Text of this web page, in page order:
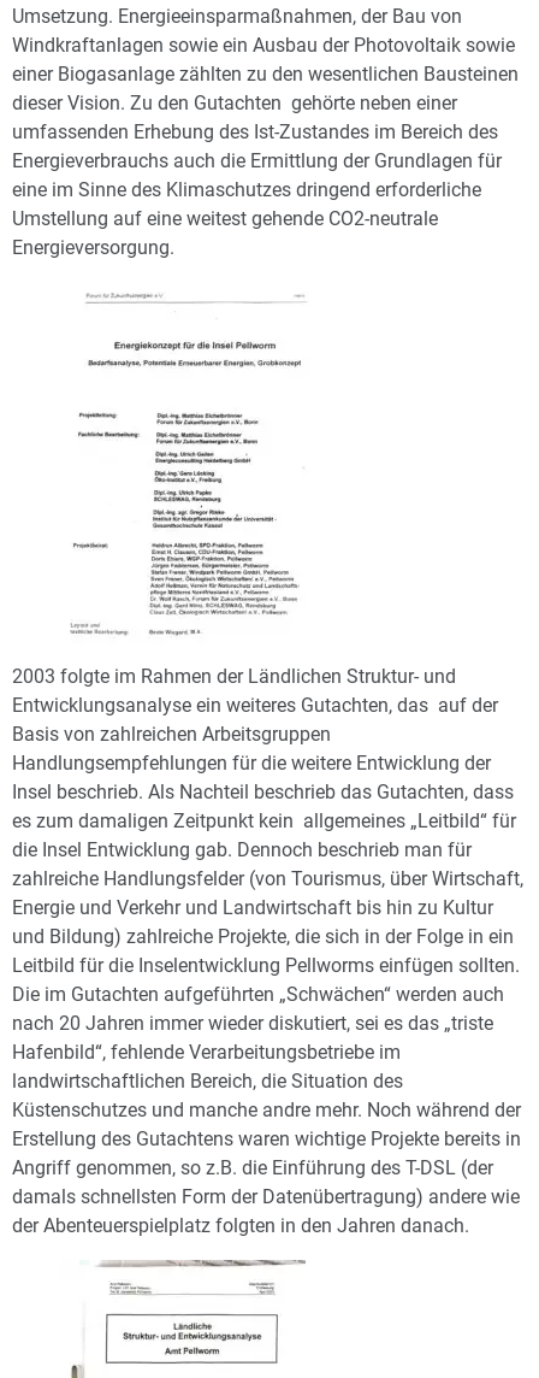
Umsetzung. Energieeinsparmaßnahmen, der Bau von
Windkraftanlagen sowie ein Ausbau der Photovoltaik sowie
einer Biogasanlage zählten zu den wesentlichen Bausteinen
dieser Vision. Zu den Gutachten gehörte neben einer
umfassenden Erhebung des Ist-Zustandes im Bereich des
Energieverbrauchs auch die Ermittlung der Grundlagen für
eine im Sinne des Klimaschutzes dringend erforderliche
Umstellung auf eine weitest gehende CO2-neutrale
Energieversorgung.
2003 folgte im Rahmen der Ländlichen Struktur- und
Entwicklungsanalyse ein weiteres Gutachten, das auf der
Basis von zahlreichen Arbeitsgruppen
Handlungsempfehlungen für die weitere Entwicklung der
Insel beschrieb. Als Nachteil beschrieb das Gutachten, dass
es zum damaligen Zeitpunkt kein allgemeines „Leitbild“ für
die Insel Entwicklung gab. Dennoch beschrieb man für
zahlreiche Handlungsfelder (von Tourismus, über Wirtschaft,
Energie und Verkehr und Landwirtschaft bis hin zu Kultur
und Bildung) zahlreiche Projekte, die sich in der Folge in ein
Leitbild für die Inselentwicklung Pellworms einfügen sollten.
Die im Gutachten aufgeführten „Schwächen“ werden auch
nach 20 Jahren immer wieder diskutiert, sei es das „triste
Hafenbild“, fehlende Verarbeitungsbetriebe im
landwirtschaftlichen Bereich, die Situation des
Küstenschutzes und manche andre mehr. Noch während der
Erstellung des Gutachtens waren wichtige Projekte bereits in
Angriff genommen, so z.B. die Einführung des T-DSL (der
damals schnellsten Form der Datenübertragung) andere wie
der Abenteuerspielplatz folgten in den Jahren danach.